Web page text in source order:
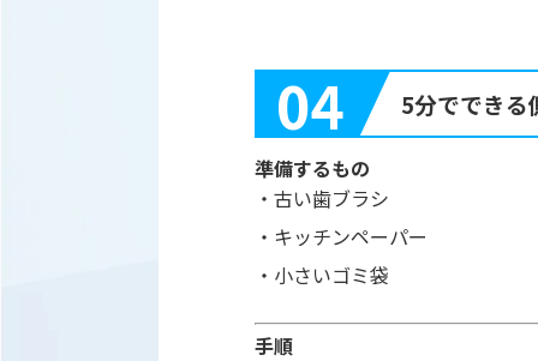
04 5分でできる
準備するもの
・古い歯ブラシ
・キッチンペーパー
・小さいゴミ袋
手順